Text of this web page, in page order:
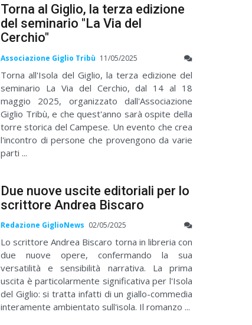
Torna al Giglio, la terza edizione
del seminario "La Via del
Cerchio"
Associazione Giglio Tribù 11/05/2025
Torna all'Isola del Giglio, la terza edizione del
seminario La Via del Cerchio, dal 14 al 18
maggio 2025, organizzato dall'Associazione
Giglio Tribù, e che quest'anno sarà ospite della
torre storica del Campese. Un evento che crea
l'incontro di persone che provengono da varie
parti ...
Due nuove uscite editoriali per lo
scrittore Andrea Biscaro
Redazione GiglioNews 02/05/2025
Lo scrittore Andrea Biscaro torna in libreria con
due nuove opere, confermando la sua
versatilità e sensibilità narrativa. La prima
uscita è particolarmente significativa per l'Isola
del Giglio: si tratta infatti di un giallo-commedia
interamente ambientato sull'isola. Il romanzo ...